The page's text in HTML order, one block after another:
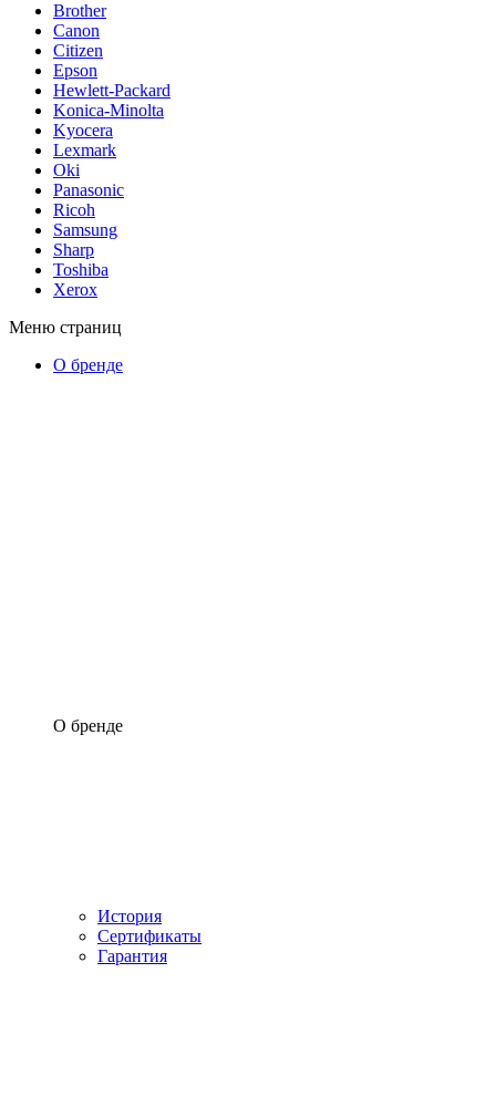
Brother
Canon
Citizen
Epson
Hewlett-Packard
Konica-Minolta
Kyocera
Lexmark
Oki
Panasonic
Ricoh
Samsung
Sharp
Toshiba
Xerox
Меню страниц
О бренде
О бренде
История
Сертификаты
Гарантия